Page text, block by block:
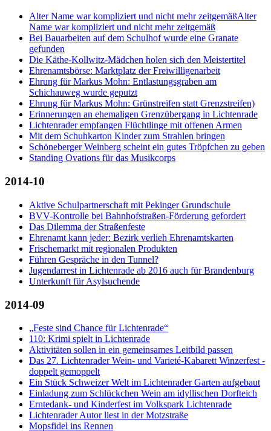
Alter Name war kompliziert und nicht mehr zeitgemäßAlter
Name war kompliziert und nicht mehr zeitgemäß
Bei Bauarbeiten auf dem Schulhof wurde eine Granate
gefunden
Die Käthe-Kollwitz-Mädchen holen sich den Meistertitel
Ehrenamtsbörse: Marktplatz der Freiwilligenarbeit
Ehrung für Markus Mohn: Entlastungsgraben am
Schichauweg wurde geputzt
Ehrung für Markus Mohn: Grünstreifen statt Grenzstreifen)
Erinnerungen an ehemaligen Grenzübergang in Lichtenrade
Lichtenrader empfangen Flüchtlinge mit offenen Armen
Mit dem Schuhkarton Kinder zum Strahlen bringen
Schöneberger Weinberg scheint ein gutes Tröpfchen zu geben
Standing Ovations für das Musikcorps
2014-10
Aktive Schulpartnerschaft mit Pekinger Grundschule
BVV-Kontrolle bei Bahnhofstraßen-Förderung gefordert
Das Dilemma der Straßenfeste
Ehrenamt kann jeder: Bezirk verlieh Ehrenamtskarten
Frischemarkt mit regionalen Produkten
Führen Gespräche in den Tunnel?
Jugendarrest in Lichtenrade ab 2016 auch für Brandenburg
Unterkunft für Asylsuchende
2014-09
„Feste sind Chance für Lichtenrade“
110: Krimi spielt in Lichtenrade
Aktivitäten sollen in ein gemeinsames Leitbild passen
Das 27. Lichtenrader Wein- und Varieté-Kabarett Winzerfest -
doppelt gemoppelt
Ein Stück Schweizer Welt im Lichtenrader Garten aufgebaut
Einladung zum Schlückchen Wein am idyllischen Dorfteich
Erntedank- und Kinderfest im Volkspark Lichtenrade
Lichtenrader Autor liest in der Motzstraße
Mopsfidel ins Rennen